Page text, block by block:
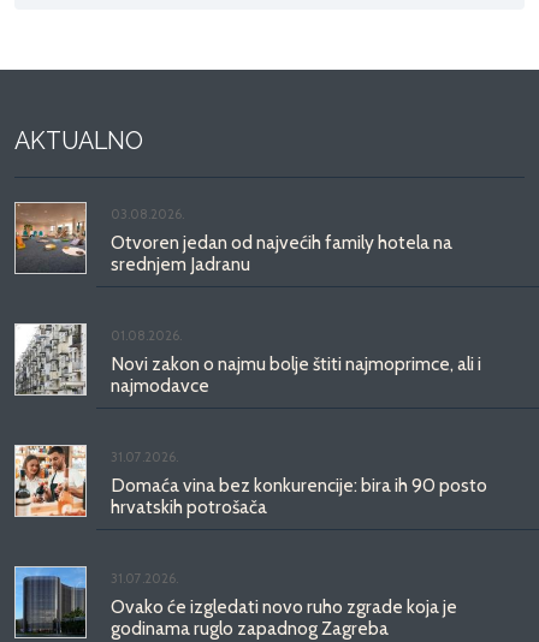
AKTUALNO
03.08.2026.
Otvoren jedan od najvećih family hotela na
srednjem Jadranu
01.08.2026.
Novi zakon o najmu bolje štiti najmoprimce, ali i
najmodavce
31.07.2026.
Domaća vina bez konkurencije: bira ih 90 posto
hrvatskih potrošača
31.07.2026.
Ovako će izgledati novo ruho zgrade koja je
godinama ruglo zapadnog Zagreba